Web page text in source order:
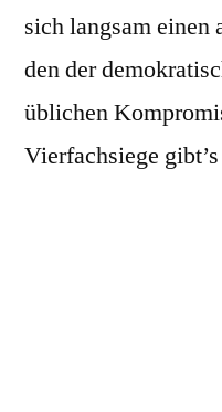
sich langsam
den der
üblichen
Vierfachsiege